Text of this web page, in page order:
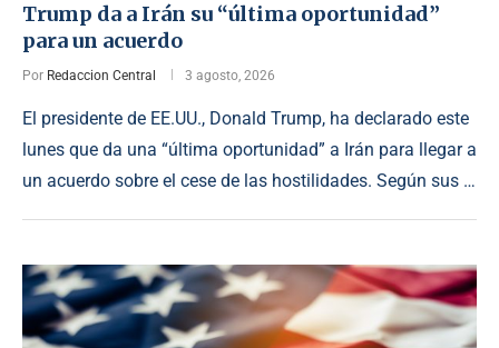
Trump da a Irán su “última oportunidad”
para un acuerdo
Por Redaccion Central 3 agosto, 2026
El presidente de EE.UU., Donald Trump, ha declarado este
lunes que da una “última oportunidad” a Irán para llegar a
un acuerdo sobre el cese de las hostilidades. Según sus …